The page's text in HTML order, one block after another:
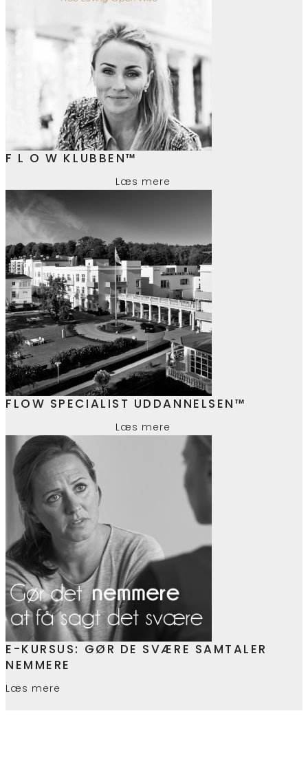
F L O W KLUBBEN™
Læs mere
FLOW SPECIALIST UDDANNELSEN™
Læs mere
E-KURSUS: GØR DE SVÆRE SAMTALER
NEMMERE
Læs mere